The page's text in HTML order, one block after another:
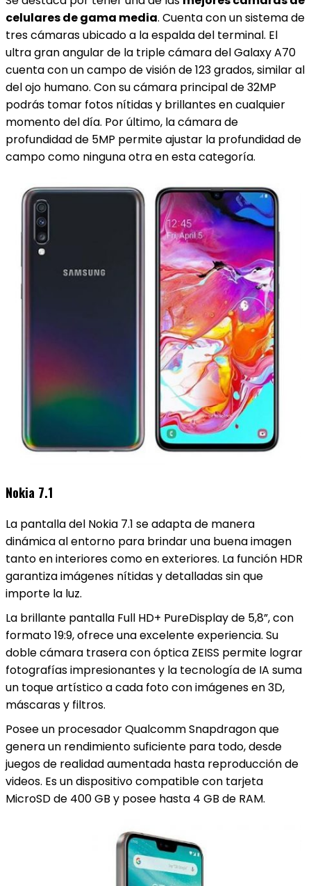
celulares de gama media. Cuenta con un sistema de
tres cámaras ubicado a la espalda del terminal. El
ultra gran angular de la triple cámara del Galaxy A70
cuenta con un campo de visión de 123 grados, similar al
del ojo humano. Con su cámara principal de 32MP
podrás tomar fotos nítidas y brillantes en cualquier
momento del día. Por último, la cámara de
profundidad de 5MP permite ajustar la profundidad de
campo como ninguna otra en esta categoría.
Nokia 7.1
La pantalla del Nokia 7.1 se adapta de manera
dinámica al entorno para brindar una buena imagen
tanto en interiores como en exteriores. La función HDR
garantiza imágenes nítidas y detalladas sin que
importe la luz.
La brillante pantalla Full HD+ PureDisplay de 5,8”, con
formato 19:9, ofrece una excelente experiencia. Su
doble cámara trasera con óptica ZEISS permite lograr
fotografías impresionantes y la tecnología de IA suma
un toque artístico a cada foto con imágenes en 3D,
máscaras y filtros.
Posee un procesador Qualcomm Snapdragon que
genera un rendimiento suficiente para todo, desde
juegos de realidad aumentada hasta reproducción de
videos. Es un dispositivo compatible con tarjeta
MicroSD de 400 GB y posee hasta 4 GB de RAM.